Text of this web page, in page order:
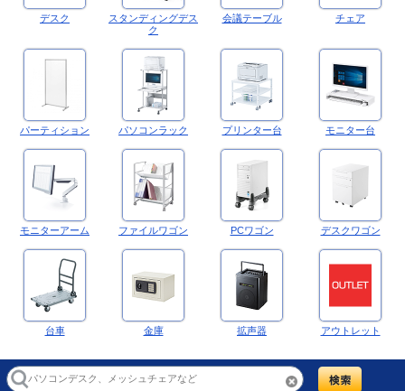
デスク
スタンディングデス
ク
会議テーブル チェア
パーティション パソコンラック プリンター台 モニター台
モニターアーム ファイルワゴン PCワゴン デスクワゴン
台車 金庫 拡声器 アウトレット